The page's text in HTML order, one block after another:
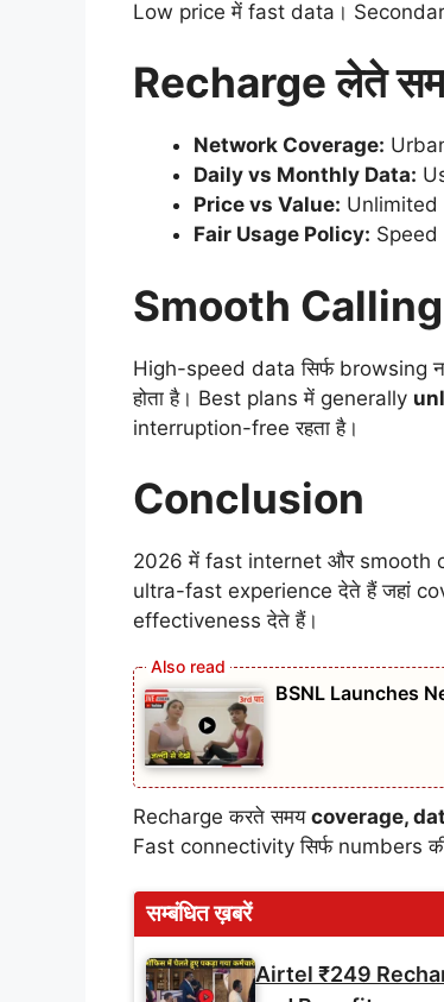
Low price में fast data।
Recharge लेते
Network Coverage:
Daily vs Monthly Data:
Price vs Value: Unlimited
Fair Usage Policy: Speed
Smooth
High-speed data सिर्फ browsing
होता है। Best plans में generally
interruption-free रहता है।
Conclusion
2026 में fast internet और smooth
ultra-fast experience देते हैं जहां
effectiveness देते हैं।
BSNL Launches
Recharge करते समय coverage,
Fast connectivity सिर्फ numbers
सम्बंधित ख़बरें
Airtel ₹249